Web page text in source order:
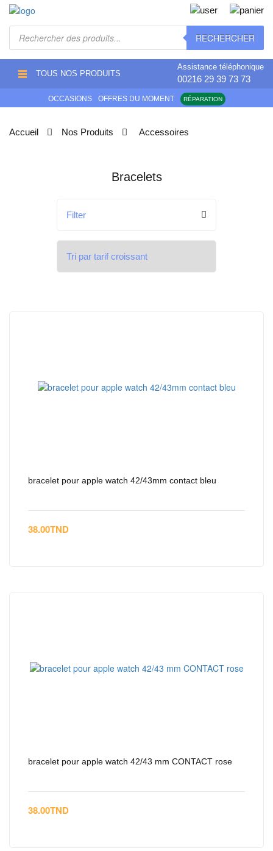
Recherche
RECHERCHER
TOUS NOS PRODUITS
Assistance téléphonique
00216 29 39 73 73
OCCASIONS OFFRES DU MOMENT RÉPARATION
Accueil Nos Produits Accessoires
bracelets
Filter
bracelet pour apple watch 42/43mm contact bleu
38.00TND
bracelet pour apple watch 42/43 mm CONTACT rose
38.00TND